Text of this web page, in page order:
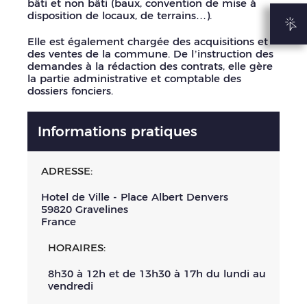
bâti et non bâti (baux, convention de mise à
disposition de locaux, de terrains…).
Elle est également chargée des acquisitions et
des ventes de la commune. De l’instruction des
demandes à la rédaction des contrats, elle gère
la partie administrative et comptable des
dossiers fonciers.
Informations pratiques
ADRESSE:
Hotel de Ville - Place Albert Denvers
59820 Gravelines
France
HORAIRES:
8h30 à 12h et de 13h30 à 17h du lundi au
vendredi